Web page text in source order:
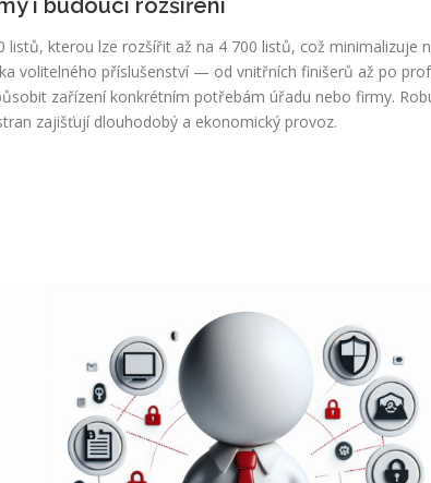
listů, kterou lze rozšířit až na 4 700 listů, což minimalizuje
volitelného příslušenství — od vnitřních finišerů až po
zařízení konkrétním potřebám úřadu nebo firmy.
zajišťují dlouhodobý a ekonomický provoz.